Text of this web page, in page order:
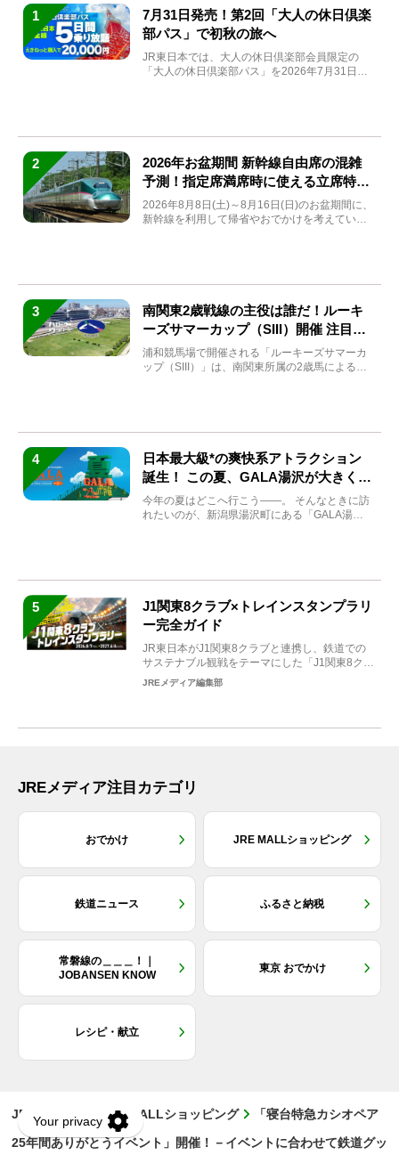
1
7月31日発売！第2回「大人の休日倶楽
部パス」で初秋の旅へ
JR東日本では、大人の休日倶楽部会員限定の
「大人の休日倶楽部パス」を2026年7月31日
2
2026年お盆期間 新幹線自由席の混雑
予測！指定席満席時に使える立席特急
券も解説
2026年8月8日(土)～8月16日(日)のお盆期間に、
新幹線を利用して帰省やおでかけを考えている
3
南関東2歳戦線の主役は誰だ！ルーキ
ーズサマーカップ（SIII）開催 注目馬
と見どころをチェック
浦和競馬場で開催される「ルーキーズサマーカ
ップ（SIII）」は、南関東所属の2歳馬による注
4
日本最大級*の爽快系アトラクション
誕生！ この夏、GALA湯沢が大きく生
まれ変わる
今年の夏はどこへ行こう――。 そんなときに訪
れたいのが、新潟県湯沢町にある「GALA湯
5
J1関東8クラブ×トレインスタンプラリ
ー完全ガイド
JR東日本がJ1関東8クラブと連携し、鉄道での
サステナブル観戦をテーマにした「J1関東8クラ
ブ×トレイン...
JREメディア編集部
JREメディア注目カテゴリ
おでかけ JRE MALLショッピング
鉄道ニュース ふるさと納税
常磐線の＿＿＿！｜
JOBANSEN KNOW
東京 おでかけ
レシピ・献立
JREメディア JRE MALLショッピング
「寝台特急カシオペア
25年間ありがとうイベント」開催！－イベントに合わせて鉄道グッ